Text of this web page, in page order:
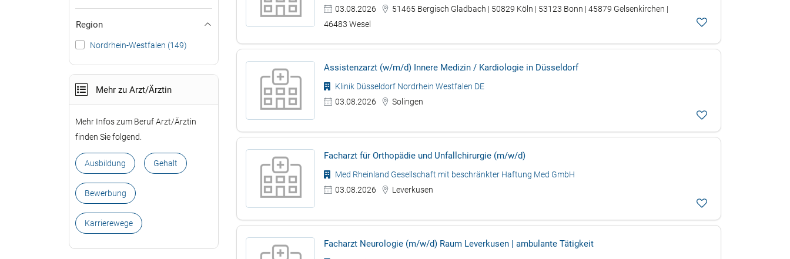
Region
Nordrhein-Westfalen (149)
Mehr zu Arzt/Ärztin
Mehr Infos zum Beruf Arzt/Ärztin
finden Sie folgend.
Ausbildung Gehalt
Bewerbung
Karrierewege
03.08.2026
51465 Bergisch Gladbach | 50829 Köln | 53123 Bonn | 45879 Gelsenkirchen |
46483 Wesel
Assistenzarzt (w/m/d) Innere Medizin / Kardiologie in Düsseldorf
Klinik Düsseldorf Nordrhein Westfalen DE
03.08.2026
Solingen
Facharzt für Orthopädie und Unfallchirurgie (m/w/d)
Med Rheinland Gesellschaft mit beschränkter Haftung Med GmbH
03.08.2026
Leverkusen
Facharzt Neurologie (m/w/d) Raum Leverkusen | ambulante Tätigkeit